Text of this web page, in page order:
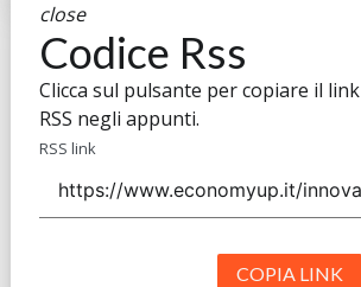
close
Codice Rss
Clicca sul pulsante per copiare il link
RSS negli appunti.
RSS link
COPIA LINK